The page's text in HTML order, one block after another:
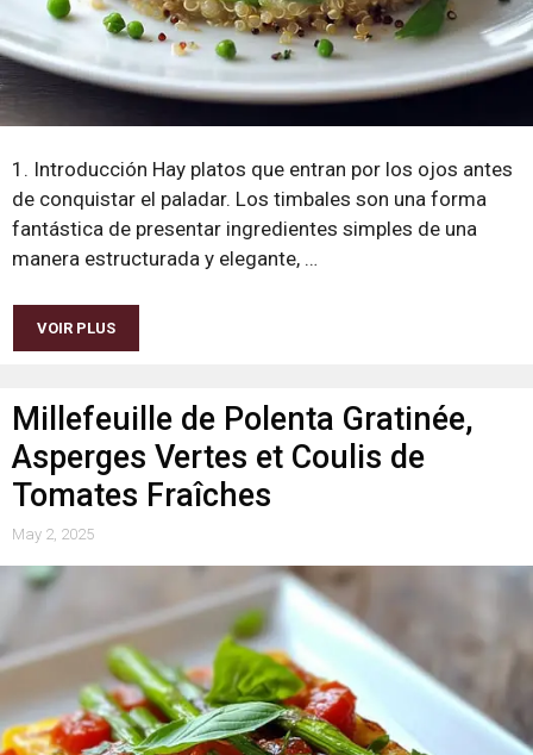
1. Introducción Hay platos que entran por los ojos antes
de conquistar el paladar. Los timbales son una forma
fantástica de presentar ingredientes simples de una
manera estructurada y elegante, …
VOIR PLUS
Millefeuille de Polenta Gratinée,
Asperges Vertes et Coulis de
Tomates Fraîches
May 2, 2025